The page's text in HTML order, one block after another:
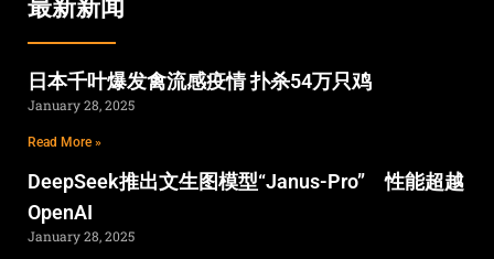
最新新闻
日本千叶爆发禽流感疫情 扑杀54万只鸡
January 28, 2025
Read More »
DeepSeek推出文生图模型“Janus-Pro” 性能超越
OpenAI
January 28, 2025